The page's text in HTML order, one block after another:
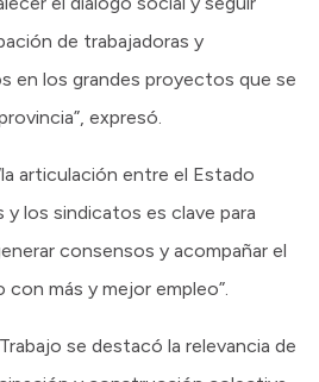
de trabajadoras y
en los grandes proyectos que se
expresó.
articulación entre el Estado
y los sindicatos es clave para
consensos y acompañar el
más y mejor empleo”.
se destacó la relevancia de